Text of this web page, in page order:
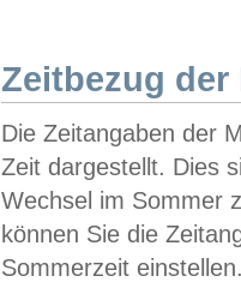
Zeitbezug der
Die Zeitangaben der
Zeit dargestellt. Dies
Wechsel im Sommer
können Sie die
Sommerzeit